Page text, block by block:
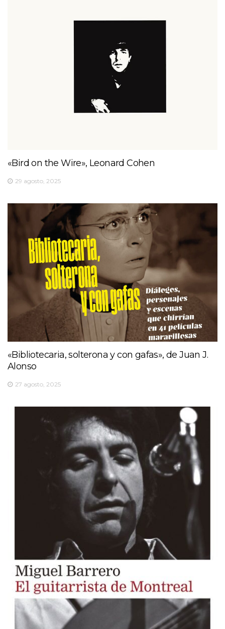
«Bird on the Wire», Leonard Cohen
29 agosto, 2025
«Bibliotecaria, solterona y con gafas», de Juan J.
Alonso
27 agosto, 2025